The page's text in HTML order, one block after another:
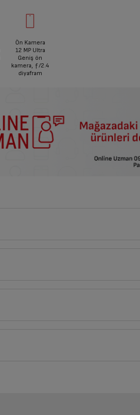
Ön Kamera
12 MP Ultra
Geniş ön
kamera, ƒ/2.4
diyafram